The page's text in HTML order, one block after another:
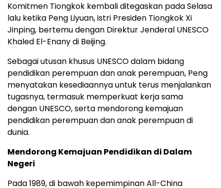
Komitmen Tiongkok kembali ditegaskan pada Selasa
lalu ketika Peng Liyuan, istri Presiden Tiongkok Xi
Jinping, bertemu dengan Direktur Jenderal UNESCO
Khaled El-Enany di Beijing.
Sebagai utusan khusus UNESCO dalam bidang
pendidikan perempuan dan anak perempuan, Peng
menyatakan kesediaannya untuk terus menjalankan
tugasnya, termasuk memperkuat kerja sama
dengan UNESCO, serta mendorong kemajuan
pendidikan perempuan dan anak perempuan di
dunia.
Mendorong Kemajuan Pendidikan di Dalam
Negeri
Pada 1989, di bawah kepemimpinan All-China